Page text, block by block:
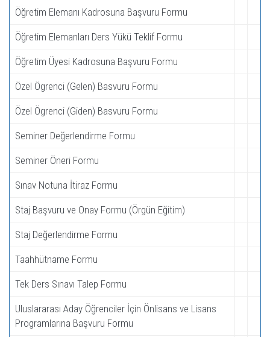
Öğretim Elemanı Kadrosuna Başvuru Formu
Öğretim Elemanları Ders Yükü Teklif Formu
Öğretim Üyesi Kadrosuna Başvuru Formu
Özel Ögrenci (Gelen) Basvuru Formu
Özel Ögrenci (Giden) Basvuru Formu
Seminer Değerlendirme Formu
Seminer Öneri Formu
Sınav Notuna İtiraz Formu
Staj Başvuru ve Onay Formu (Örgün Eğitim)
Staj Değerlendirme Formu
Taahhütname Formu
Tek Ders Sınavı Talep Formu
Uluslararası Aday Öğrenciler İçin Önlisans ve Lisans
Programlarına Başvuru Formu